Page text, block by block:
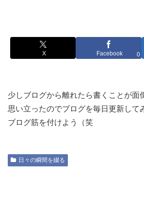
X Facebook 0
少しブログから離れたら書くことが面
思い立ったのでブログを毎日更新して
ブログ筋を付けよう（笑
日々の瞬間を綴る